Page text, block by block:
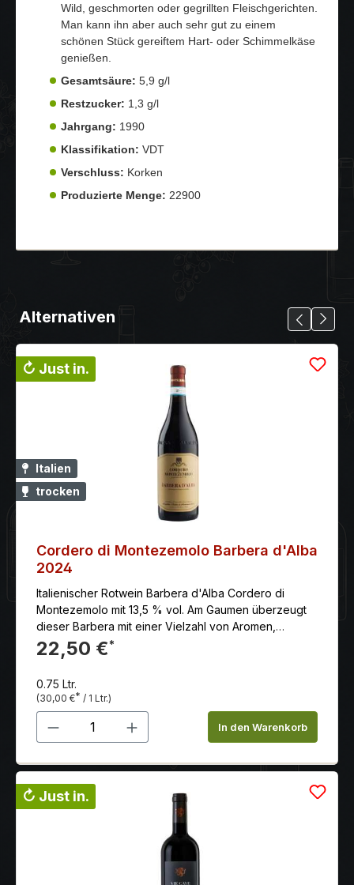
Wild, geschmorten oder gegrillten Fleischgerichten.
Man kann ihn aber auch sehr gut zu einem
schönen Stück gereiftem Hart- oder Schimmelkäse
genießen.
Gesamtsäure: 5,9 g/l
Restzucker: 1,3 g/l
Jahrgang: 1990
Klassifikation: VDT
Verschluss: Korken
Produzierte Menge: 22900
Alternativen
↻ Just in.
Italien
trocken
Cordero di Montezemolo Barbera d'Alba
2024
Italienischer Rotwein Barbera d'Alba Cordero di
Montezemolo mit 13,5 % vol. Am Gaumen überzeugt
dieser Barbera mit einer Vielzahl von Aromen,
eingebunden in warme, weiche Tannine.
22,50 €*
0.75 Ltr.
(30,00 €* / 1 Ltr.)
Produkt Anzahl: Gib denIn den Warenkorb
↻ Just in.